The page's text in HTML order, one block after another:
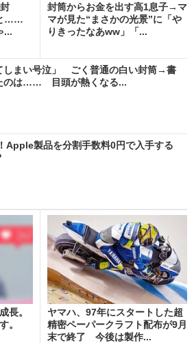
と……
...
封筒からお金を出す高1息子→マ
マが見た“まさかの光景”に「や
りきったなあww」「...
しまい号泣」 ごく普通の白い封筒→書
のは…… 目頭が熱くなる...
Apple製品を分割手数料0円で入手する
長。
。
ヤマハ、97年にスタートした超
精密ペーパークラフト配布が9月
末で終了 今後は製作...